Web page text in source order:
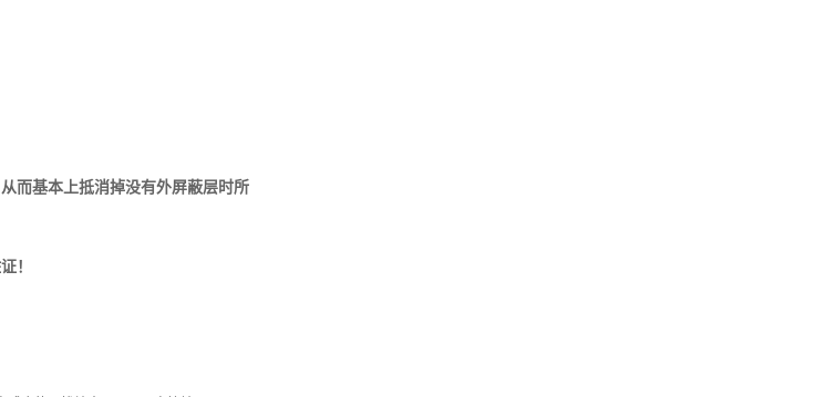
而基本上抵消掉没有外屏蔽层时所
！